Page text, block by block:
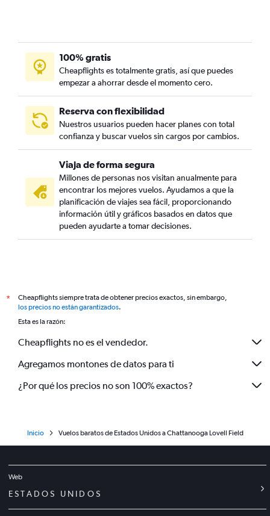
100% gratis
Cheapflights es totalmente gratis, así que puedes
empezar a ahorrar desde el momento cero.
Reserva con flexibilidad
Nuestros usuarios pueden hacer planes con total
confianza y buscar vuelos sin cargos por cambios.
Viaja de forma segura
Millones de personas nos visitan anualmente para
encontrar los mejores vuelos. Ayudamos a que la
planificación de viajes sea fácil, proporcionando
información útil y gráficos basados en datos que
pueden ayudarte a tomar decisiones.
*
Cheapflights siempre trata de obtener precios exactos, sin embargo,
los precios no están garantizados.
Esta es la razón:
Cheapflights no es el vendedor.
Agregamos montones de datos para ti
¿Por qué los precios no son 100% exactos?
Inicio Vuelos baratos de Estados Unidos a Chattanooga Lovell Field
Web
ESTADOS UNIDOS